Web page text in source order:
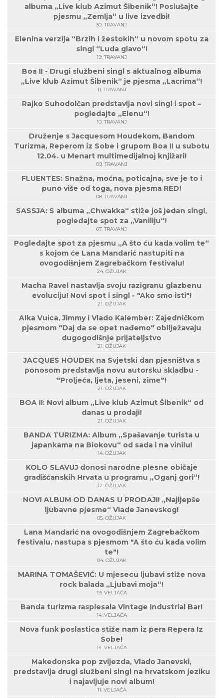
albuma „Live klub Azimut Šibenik“! Poslušajte
pjesmu „Zemlja“ u live izvedbi!
30. TRAVANJ
Elenina verzija “Brzih i žestokih“ u novom spotu za
singl “Luda glavo“!
19. TRAVANJ
Boa II - Drugi službeni singl s aktualnog albuma
„Live klub Azimut Šibenik“ je pjesma „Lacrima“!
11. TRAVANJ
Rajko Suhodolčan predstavlja novi singl i spot –
pogledajte „Elenu“!
10. TRAVANJ
Druženje s Jacquesom Houdekom, Bandom
Turizma, Reperom iz Sobe i grupom Boa II u subotu
12.04. u Menart multimedijalnoj knjižari!
09. TRAVANJ
FLUENTES: Snažna, moćna, poticajna, sve je to i
puno više od toga, nova pjesma RED!
08. TRAVANJ
SASSJA: S albuma „Chwakka“ stiže još jedan singl,
pogledajte spot za „Vaniliju“!
07. TRAVANJ
Pogledajte spot za pjesmu „A što ću kada volim te“
s kojom će Lana Mandarić nastupiti na
ovogodišnjem Zagrebačkom festivalu!
24. OŽUJAK
Macha Ravel nastavlja svoju razigranu glazbenu
evoluciju! Novi spot i singl - "Ako smo isti"!
21. OŽUJAK
Alka Vuica, Jimmy i Vlado Kalember: Zajedničkom
pjesmom "Daj da se opet nađemo" obilježavaju
dugogodišnje prijateljstvo
21. OŽUJAK
JACQUES HOUDEK na Svjetski dan pjesništva s
ponosom predstavlja novu autorsku skladbu -
"Proljeća, ljeta, jeseni, zime"!
21. OŽUJAK
BOA II: Novi album „Live klub Azimut Šibenik“ od
danas u prodaji!
21. OŽUJAK
BANDA TURIZMA: Album „Spašavanje turista u
japankama na Biokovu“ od sada i na vinilu!
14. OŽUJAK
KOLO SLAVUJ donosi narodne plesne običaje
gradišćanskih Hrvata u programu „Oganj gori“!
12. OŽUJAK
NOVI ALBUM OD DANAS U PRODAJI! „Najljepše
ljubavne pjesme“ Vlade Janevskog!
05. OŽUJAK
Lana Mandarić na ovogodišnjem Zagrebačkom
festivalu, nastupa s pjesmom "A što ću kada volim
te"!
04. OŽUJAK
MARINA TOMAŠEVIĆ: U mjesecu ljubavi stiže nova
rock balada „Ljubavi moja“!
19. VELJAČA
Banda turizma rasplesala Vintage Industrial Bar!
14. VELJAČA
Nova funk poslastica stiže nam iz pera Repera Iz
Sobe!
14. VELJAČA
Makedonska pop zvijezda, Vlado Janevski,
predstavlja drugi službeni singl na hrvatskom jeziku
i najavljuje novi album!
11. VELJAČA